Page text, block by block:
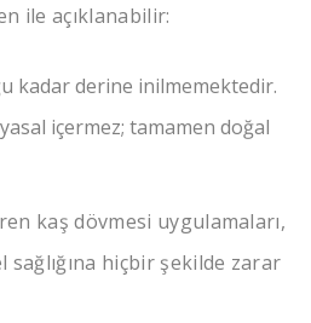
ile açıklanabilir:
kadar derine inilmemektedir.
içermez; tamamen doğal
kaş dövmesi uygulamaları,
hiçbir şekilde zarar